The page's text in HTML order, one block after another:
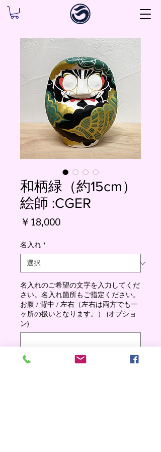
和柄緑（約15cm）
絵師 :CGER
￥18,000価
名入れ *
名入れのご希望の文字を入力してくだ
さい。名入れ箇所もご指定ください。
お腹 / 背中 / 左右（左右は両方でも一
ヶ所の扱いとなります。） (オプショ
ン)
0/500